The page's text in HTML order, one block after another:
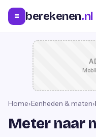
= berekenen.nl
Home›Eenheden & maten›
Meter naar